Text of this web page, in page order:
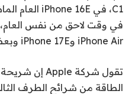
في وقت لاحق من نفس
iPhone Air وiPhone 17E وبعض أجهزة iPad.
الطاقة من شرائح الطرف